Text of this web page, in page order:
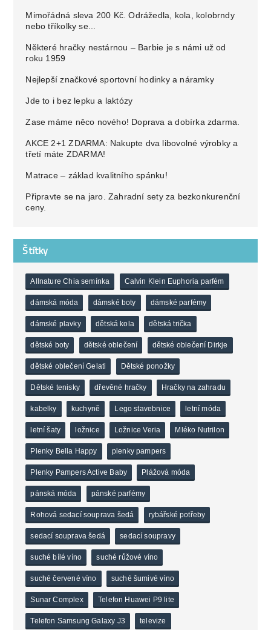
Mimořádná sleva 200 Kč. Odrážedla, kola, kolobrndy
nebo tříkolky se...
Některé hračky nestárnou – Barbie je s námi už od
roku 1959
Nejlepší značkové sportovní hodinky a náramky
Jde to i bez lepku a laktózy
Zase máme něco nového! Doprava a dobírka zdarma.
AKCE 2+1 ZDARMA: Nakupte dva libovolné výrobky a
třetí máte ZDARMA!
Matrace – základ kvalitního spánku!
Připravte se na jaro. Zahradní sety za bezkonkurenční
ceny.
Štítky
Allnature Chia semínka Calvin Klein Euphoria parfém
dámská móda dámské boty dámské parfémy
dámské plavky dětská kola dětská trička
dětské boty dětské oblečení dětské oblečení Dirkje
dětské oblečení Gelati Dětské ponožky
Dětské tenisky dřevěné hračky Hračky na zahradu
kabelky kuchyně Lego stavebnice letní móda
letní šaty ložnice Ložnice Veria Mléko Nutrilon
Plenky Bella Happy plenky pampers
Plenky Pampers Active Baby Plážová móda
pánská móda pánské parfémy
Rohová sedací souprava šedá rybářské potřeby
sedací souprava šedá sedací soupravy
suché bílé víno suché růžové víno
suché červené víno suché šumivé víno
Sunar Complex Telefon Huawei P9 lite
Telefon Samsung Galaxy J3 televize